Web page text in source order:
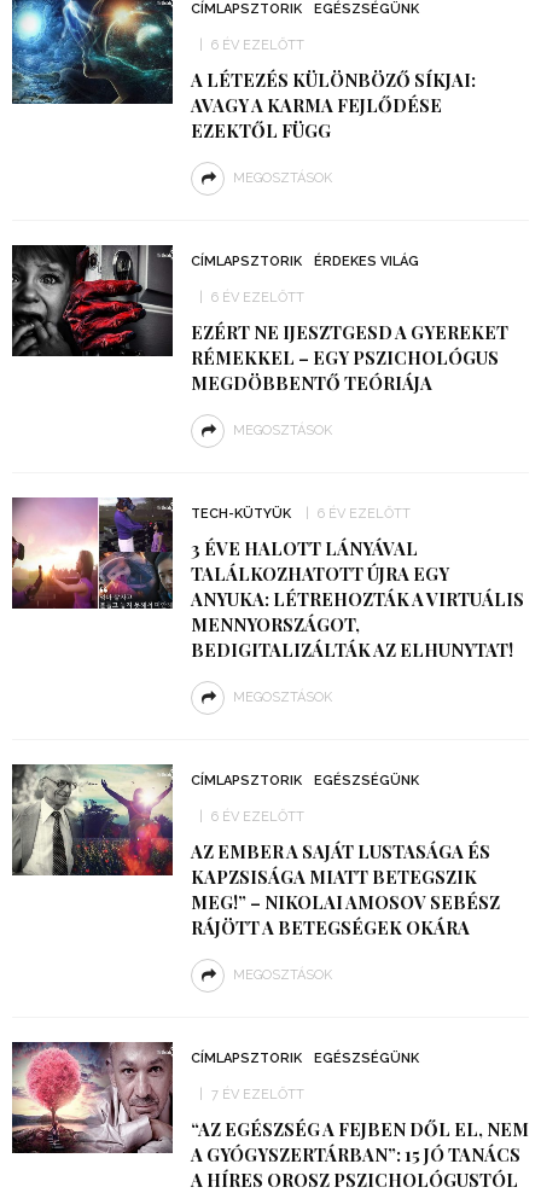
CÍMLAPSZTORIK EGÉSZSÉGÜNK
6 ÉV EZELŐTT
A LÉTEZÉS KÜLÖNBÖZŐ SÍKJAI:
AVAGY A KARMA FEJLŐDÉSE
EZEKTŐL FÜGG
MEGOSZTÁSOK
CÍMLAPSZTORIK ÉRDEKES VILÁG
6 ÉV EZELŐTT
EZÉRT NE IJESZTGESD A GYEREKET
RÉMEKKEL – EGY PSZICHOLÓGUS
MEGDÖBBENTŐ TEÓRIÁJA
MEGOSZTÁSOK
TECH-KÜTYÜK 6 ÉV EZELŐTT
3 ÉVE HALOTT LÁNYÁVAL
TALÁLKOZHATOTT ÚJRA EGY
ANYUKA: LÉTREHOZTÁK A VIRTUÁLIS
MENNYORSZÁGOT,
BEDIGITALIZÁLTÁK AZ ELHUNYTAT!
MEGOSZTÁSOK
CÍMLAPSZTORIK EGÉSZSÉGÜNK
6 ÉV EZELŐTT
AZ EMBER A SAJÁT LUSTASÁGA ÉS
KAPZSISÁGA MIATT BETEGSZIK
MEG!” – NIKOLAI AMOSOV SEBÉSZ
RÁJÖTT A BETEGSÉGEK OKÁRA
MEGOSZTÁSOK
CÍMLAPSZTORIK EGÉSZSÉGÜNK
7 ÉV EZELŐTT
“AZ EGÉSZSÉG A FEJBEN DŐL EL, NEM
A GYÓGYSZERTÁRBAN”: 15 JÓ TANÁCS
A HÍRES OROSZ PSZICHOLÓGUSTÓL